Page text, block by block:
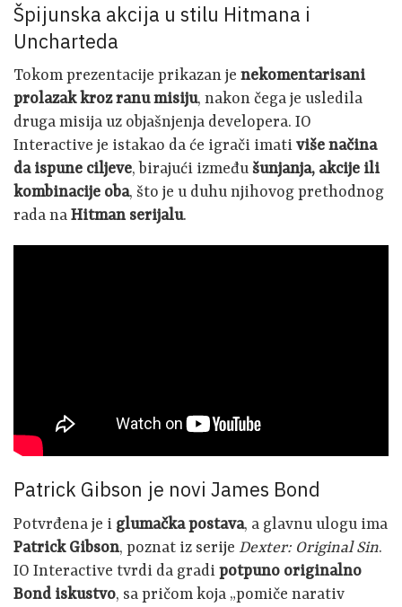
Špijunska akcija u stilu Hitmana i
Uncharteda
Tokom prezentacije prikazan je nekomentarisani
prolazak kroz ranu misiju, nakon čega je usledila
druga misija uz objašnjenja developera. IO
Interactive je istakao da će igrači imati više načina
da ispune ciljeve, birajući između šunjanja, akcije ili
kombinacije oba, što je u duhu njihovog prethodnog
rada na Hitman serijalu.
Patrick Gibson je novi James Bond
Potvrđena je i glumačka postava, a glavnu ulogu ima
Patrick Gibson, poznat iz serije Dexter: Original Sin.
IO Interactive tvrdi da gradi potpuno originalno
Bond iskustvo, sa pričom koja „pomiče narativ